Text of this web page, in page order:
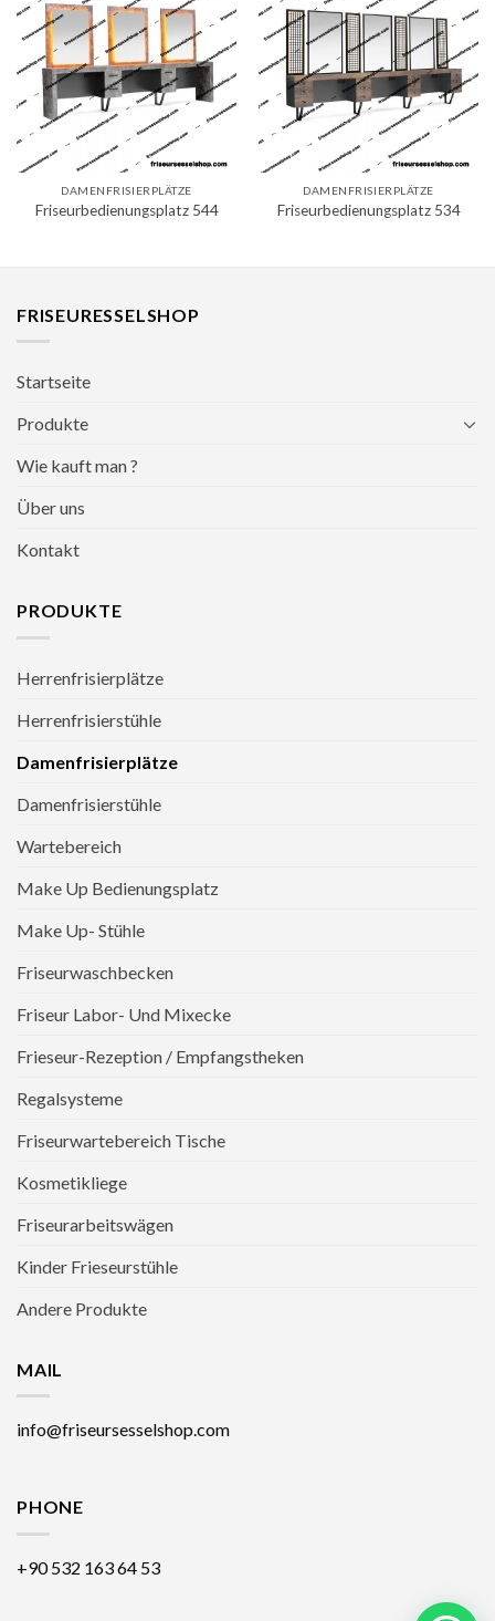
DAMENFRISIERPLÄTZE
Friseurbedienungsplatz 544
DAMENFRISIERPLÄTZE
Friseurbedienungsplatz 534
FRISEURESSELSHOP
Startseite
Produkte
Wie kauft man ?
Über uns
Kontakt
PRODUKTE
Herrenfrisierplätze
Herrenfrisierstühle
Damenfrisierplätze
Damenfrisierstühle
Wartebereich
Make Up Bedienungsplatz
Make Up- Stühle
Friseurwaschbecken
Friseur Labor- Und Mixecke
Frieseur-Rezeption / Empfangstheken
Regalsysteme
Friseurwartebereich Tische
Kosmetikliege
Friseurarbeitswägen
Kinder Frieseurstühle
Andere Produkte
MAIL
info@friseursesselshop.com
PHONE
+90 532 163 64 53